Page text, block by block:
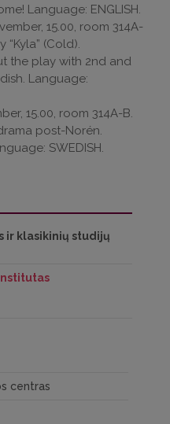
Language: ENGLISH.
15.00, room 314A-
“Kyla” (Cold).
the play with 2nd and
Language:
15.00, room 314A-B.
post-Norén.
SWEDISH.
ir klasikinių studijų
centras